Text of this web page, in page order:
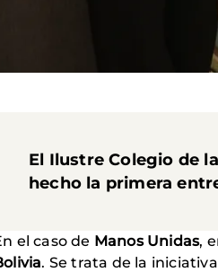
El Ilustre Colegio de
hecho la primera
el caso de Manos Unidas,
. Se trata de la